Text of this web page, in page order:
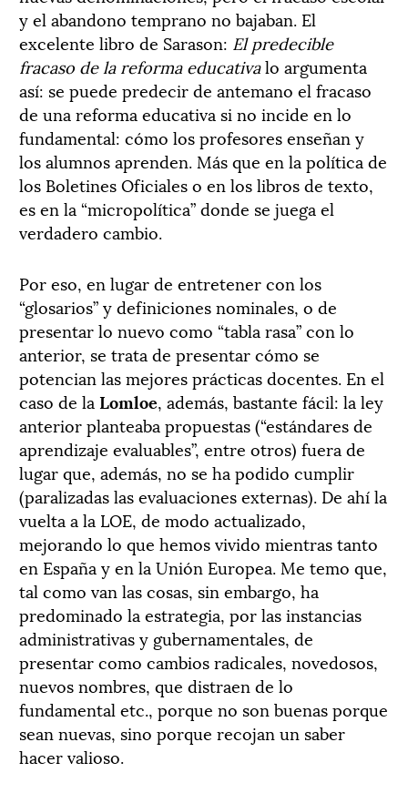
y el abandono temprano no bajaban. El
excelente libro de Sarason: El predecible
fracaso de la reforma educativalo argumenta
así: se puede predecir de antemano el fracaso
de una reforma educativa si no incide en lo
fundamental: cómo los profesores enseñan y
los alumnos aprenden. Más que en la política de
los Boletines Oficiales o en los libros de texto,
es en la “micropolítica” donde se juega el
verdadero cambio.
Por eso, en lugar de entretener con los
“glosarios” y definiciones nominales, o de
presentar lo nuevo como “tabla rasa” con lo
anterior, se trata de presentar cómo se
potencian las mejores prácticas docentes. En el
caso de la Lomloe, además, bastante fácil: la ley
anterior planteaba propuestas (“estándares de
aprendizaje evaluables”, entre otros) fuera de
lugar que, además, no se ha podido cumplir
(paralizadas las evaluaciones externas). De ahí la
vuelta a la LOE, de modo actualizado,
mejorando lo que hemos vivido mientras tanto
en España y en la Unión Europea. Me temo que,
tal como van las cosas, sin embargo, ha
predominado la estrategia, por las instancias
administrativas y gubernamentales, de
presentar como cambios radicales, novedosos,
nuevos nombres, que distraen de lo
fundamental etc., porque no son buenas porque
sean nuevas, sino porque recojan un saber
hacer valioso.